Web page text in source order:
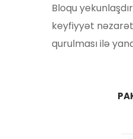
Bloqu
keyfiyyət
qurulması ilə